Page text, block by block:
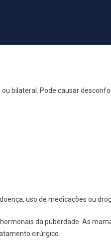
bilateral. Pode causar
uso de medicações ou
da puberdade. As
cirúrgico.